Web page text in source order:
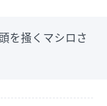
を掻くマシロさ